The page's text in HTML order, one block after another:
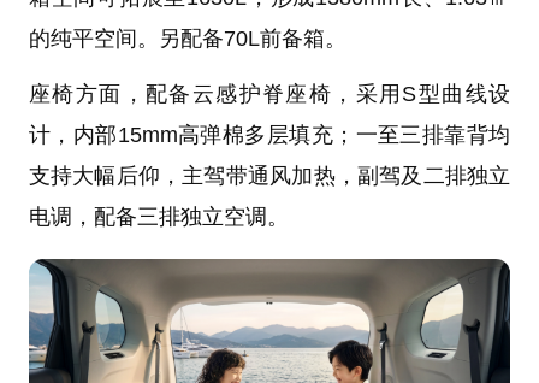
的纯平空间。另配备70L前备箱。
座椅方面，配备云感护脊座椅，采用S型曲线设
计，内部15mm高弹棉多层填充；一至三排靠背均
支持大幅后仰，主驾带通风加热，副驾及二排独立
电调，配备三排独立空调。